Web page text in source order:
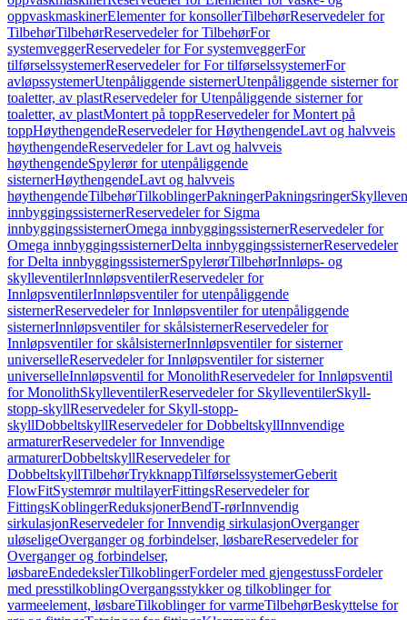
oppvaskmaskinerElementer for konsollerTilbehørReservedeler for
TilbehørTilbehørReservedeler for TilbehørFor
systemveggerReservedeler for For systemveggerFor
tilførselssystemerReservedeler for For tilførselssystemerFor
avløpssystemerUtenpåliggende sisternerUtenpåliggende sisterner for
toaletter, av plastReservedeler for Utenpåliggende sisterner for
toaletter, av plastMontert på toppReservedeler for Montert på
toppHøythengendeReservedeler for HøythengendeLavt og halvveis
høythengendeReservedeler for Lavt og halvveis
høythengendeSpylerør for utenpåliggende
sisternerHøythengendeLavt og halvveis
høythengendeTilbehørTilkoblingerPakningerPakningsringer
innbyggingssisternerReservedeler for Sigma
innbyggingssisternerOmega innbyggingssisternerReservedeler for
Omega innbyggingssisternerDelta innbyggingssisternerReservedeler
for Delta innbyggingssisternerSpylerørTilbehørInnløps- og
skylleventilerInnløpsventilerReservedeler for
InnløpsventilerInnløpsventiler for utenpåliggende
sisternerReservedeler for Innløpsventiler for utenpåliggende
sisternerInnløpsventiler for skålsisternerReservedeler for
Innløpsventiler for skålsisternerInnløpsventiler for sisterner
universelleReservedeler for Innløpsventiler for sisterner
universelleInnløpsventil for MonolithReservedeler for Innløpsventil
for MonolithSkylleventilerReservedeler for SkylleventilerSkyll-
stopp-skyllReservedeler for Skyll-stopp-
skyllDobbeltskyllReservedeler for DobbeltskyllInnvendige
armaturerReservedeler for Innvendige
armaturerDobbeltskyllReservedeler for
DobbeltskyllTilbehørTrykknappTilførselssystemerGeberit
FlowFitSystemrør multilayerFittingsReservedeler for
FittingsKoblingerReduksjonerBendT-rørInnvendig
sirkulasjonReservedeler for Innvendig sirkulasjonOverganger
uløseligeOverganger og forbindelser, løsbareReservedeler for
Overganger og forbindelser,
løsbareEndedekslerTilkoblingerFordeler med gjengestussFordeler
med presstilkoblingOvergangsstykker og tilkoblinger for
varmeelement, løsbareTilkoblinger for varmeTilbehørBeskyttelse for